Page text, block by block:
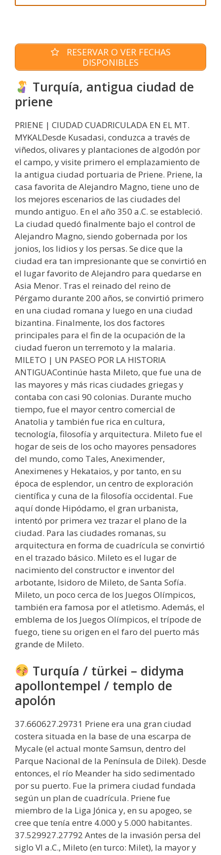
RESERVAR O VER FECHAS
DISPONIBLES
Turquía, antigua ciudad de
priene
PRIENE | CIUDAD CUADRICULADA EN EL MT.
MYKALDesde Kusadasi, conduzca a través de
viñedos, olivares y plantaciones de algodón por
el campo, y visite primero el emplazamiento de
la antigua ciudad portuaria de Priene. Priene, la
casa favorita de Alejandro Magno, tiene uno de
los mejores escenarios de las ciudades del
mundo antiguo. En el año 350 a.C. se estableció.
La ciudad quedó finalmente bajo el control de
Alejandro Magno, siendo gobernada por los
jonios, los lidios y los persas. Se dice que la
ciudad era tan impresionante que se convirtió en
el lugar favorito de Alejandro para quedarse en
Asia Menor. Tras el reinado del reino de
Pérgamo durante 200 años, se convirtió primero
en una ciudad romana y luego en una ciudad
bizantina. Finalmente, los dos factores
principales para el fin de la ocupación de la
ciudad fueron un terremoto y la malaria.
MILETO | UN PASEO POR LA HISTORIA
ANTIGUAContinúe hasta Mileto, que fue una de
las mayores y más ricas ciudades griegas y
contaba con casi 90 colonias. Durante mucho
tiempo, fue el mayor centro comercial de
Anatolia y también fue rica en cultura,
tecnología, filosofía y arquitectura. Mileto fue el
hogar de seis de los ocho mayores pensadores
del mundo, como Tales, Aneximender,
Aneximenes y Hekataios, y por tanto, en su
época de esplendor, un centro de exploración
científica y cuna de la filosofía occidental. Fue
aquí donde Hipódamo, el gran urbanista,
intentó por primera vez trazar el plano de la
ciudad. Para las ciudades romanas, su
arquitectura en forma de cuadrícula se convirtió
en el trazado básico. Mileto es el lugar de
nacimiento del constructor e inventor del
arbotante, Isidoro de Mileto, de Santa Sofía.
Mileto, un poco cerca de los Juegos Olímpicos,
también era famosa por el atletismo. Además, el
emblema de los Juegos Olímpicos, el trípode de
fuego, tiene su origen en el faro del puerto más
grande de Mileto.
Turquía / türkei – didyma
apollontempel / templo de
apolón
37.660627.29731 Priene era una gran ciudad
costera situada en la base de una escarpa de
Mycale (el actual monte Samsun, dentro del
Parque Nacional de la Península de Dilek). Desde
entonces, el río Meander ha sido sedimentado
por su puerto. Fue la primera ciudad fundada
según un plan de cuadrícula. Priene fue
miembro de la Liga Jónica y, en su apogeo, se
cree que tenía entre 4.000 y 5.000 habitantes.
37.529927.27792 Antes de la invasión persa del
siglo VI a.C., Mileto (en turco: Milet), la mayor y